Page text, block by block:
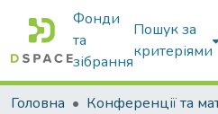
Фонди
та
зібрання
Пошук за
критеріями
Головна